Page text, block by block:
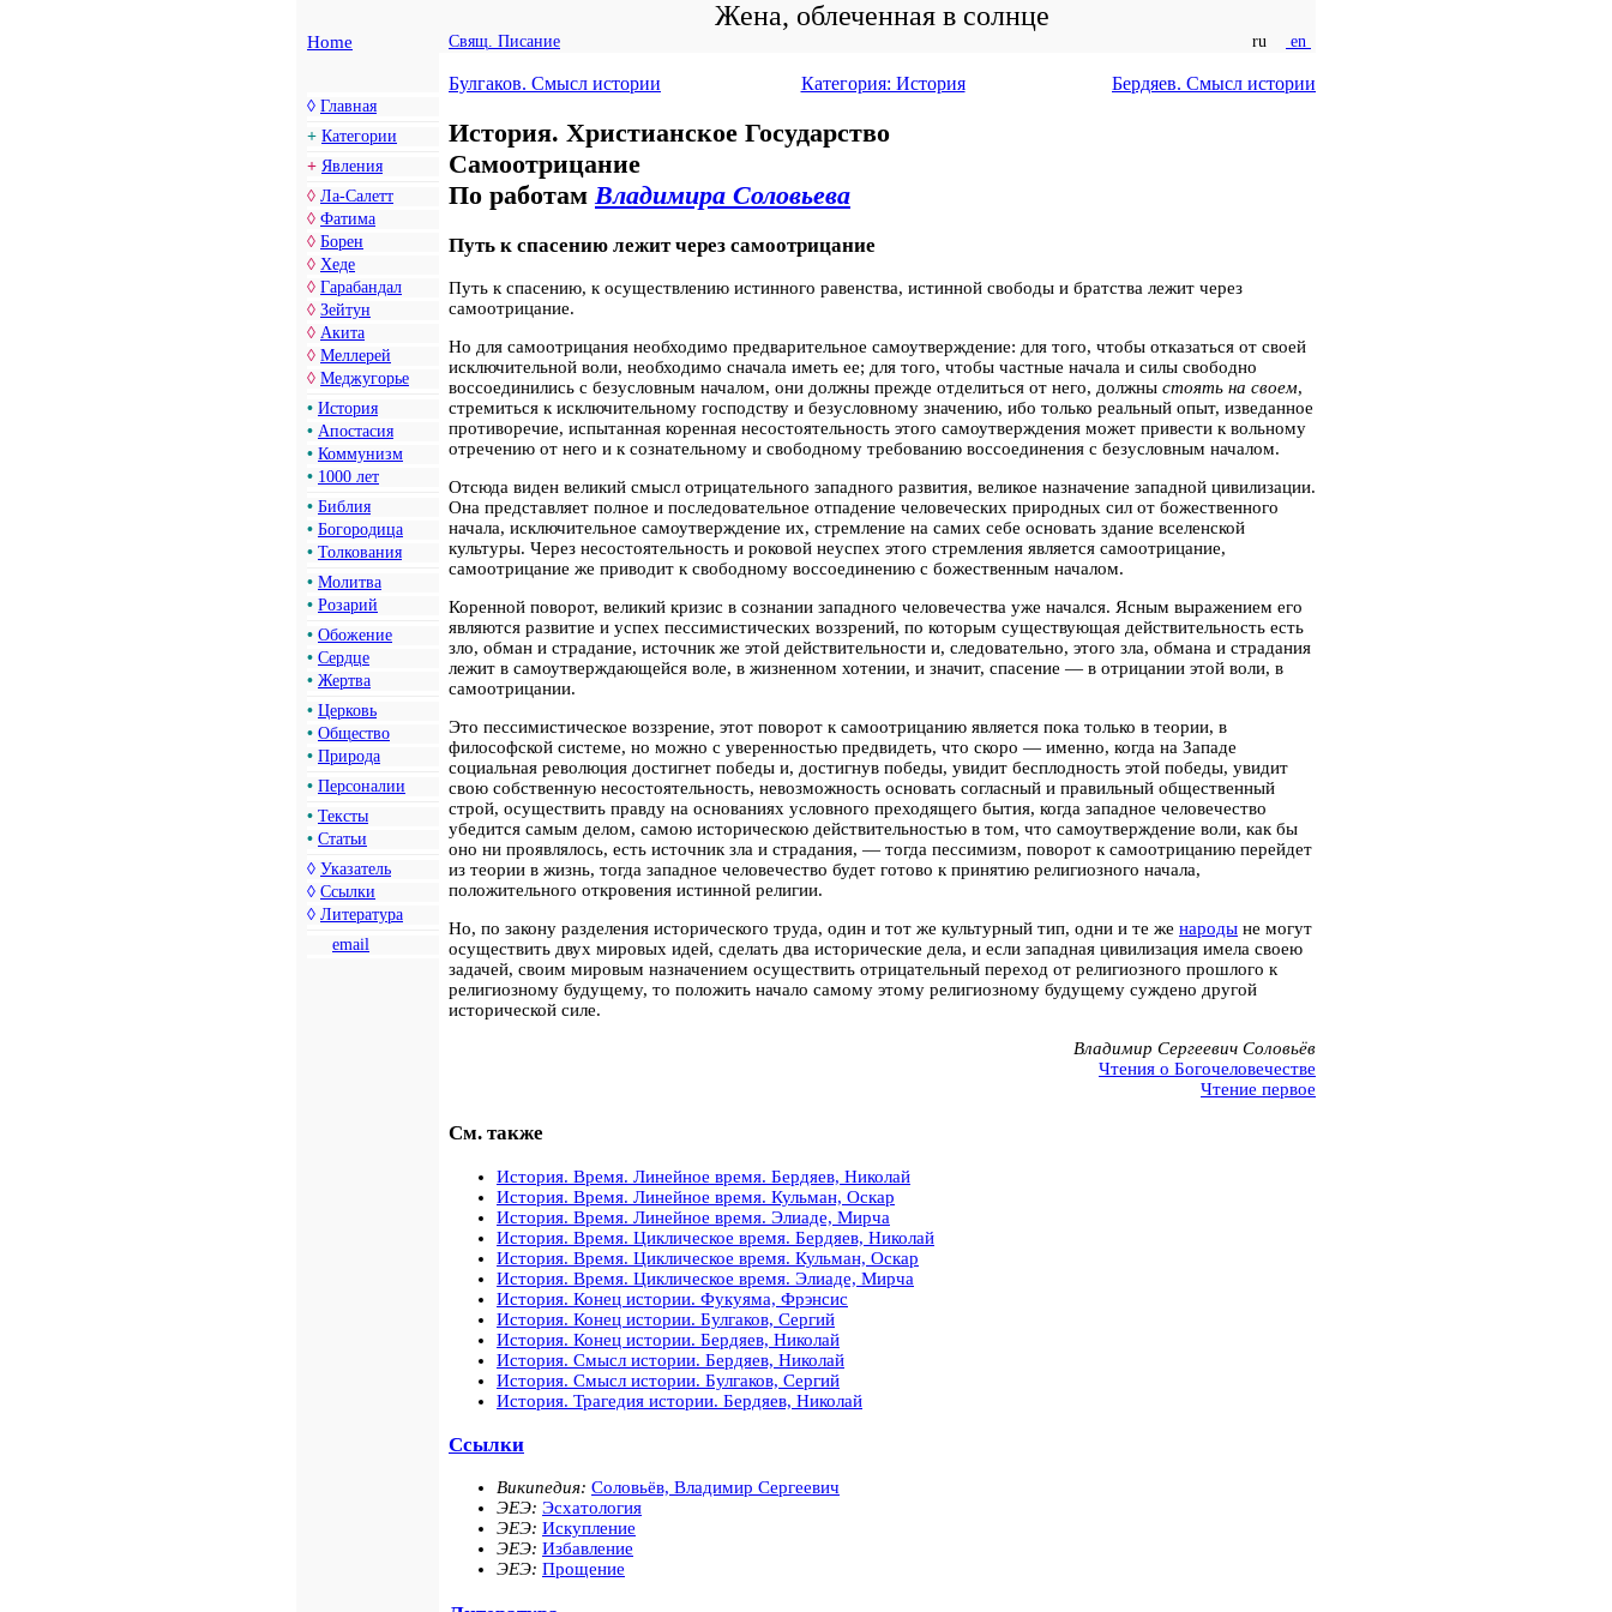
Жена, облеченная в солнце
Home Свящ. Писание ru en
◊ Главная
+ Категории
+ Явления
◊ Ла-Салетт
◊ Фатима
◊ Борен
◊ Хеде
◊ Гарабандал
◊ Зейтун
◊ Акита
◊ Меллерей
◊ Меджугорье
• История
• Апостасия
• Коммунизм
• 1000 лет
• Библия
• Богородица
• Толкования
• Молитва
• Розарий
• Обожение
• Сердце
• Жертва
• Церковь
• Общество
• Природа
• Персоналии
• Тексты
• Статьи
◊ Указатель
◊ Ссылки
◊ Литература
email
Булгаков. Смысл истории Категория: История Бердяев. Смысл истории
История. Христианское Государство
Самоотрицание
По работам Владимира Соловьева
Путь к спасению лежит через самоотрицание
Путь к спасению, к осуществлению истинного равенства, истинной свободы и братства лежит через
самоотрицание.
Но для самоотрицания необходимо предварительное самоутверждение: для того, чтобы отказаться от своей
исключительной воли, необходимо сначала иметь ее; для того, чтобы частные начала и силы свободно
воссоединились с безусловным началом, они должны прежде отделиться от него, должны стоять на своем,
стремиться к исключительному господству и безусловному значению, ибо только реальный опыт, изведанное
противоречие, испытанная коренная несостоятельность этого самоутверждения может привести к вольному
отречению от него и к сознательному и свободному требованию воссоединения с безусловным началом.
Отсюда виден великий смысл отрицательного западного развития, великое назначение западной цивилизации.
Она представляет полное и последовательное отпадение человеческих природных сил от божественного
начала, исключительное самоутверждение их, стремление на самих себе основать здание вселенской
культуры. Через несостоятельность и роковой неуспех этого стремления является самоотрицание,
самоотрицание же приводит к свободному воссоединению с божественным началом.
Коренной поворот, великий кризис в сознании западного человечества уже начался. Ясным выражением его
являются развитие и успех пессимистических воззрений, по которым существующая действительность есть
зло, обман и страдание, источник же этой действительности и, следовательно, этого зла, обмана и страдания
лежит в самоутверждающейся воле, в жизненном хотении, и значит, спасение — в отрицании этой воли, в
самоотрицании.
Это пессимистическое воззрение, этот поворот к самоотрицанию является пока только в теории, в
философской системе, но можно с уверенностью предвидеть, что скоро — именно, когда на Западе
социальная революция достигнет победы и, достигнув победы, увидит бесплодность этой победы, увидит
свою собственную несостоятельность, невозможность основать согласный и правильный общественный
строй, осуществить правду на основаниях условного преходящего бытия, когда западное человечество
убедится самым делом, самою историческою действительностью в том, что самоутверждение воли, как бы
оно ни проявлялось, есть источник зла и страдания, — тогда пессимизм, поворот к самоотрицанию перейдет
из теории в жизнь, тогда западное человечество будет готово к принятию религиозного начала,
положительного откровения истинной религии.
Но, по закону разделения исторического труда, один и тот же культурный тип, одни и те же народы не могут
осуществить двух мировых идей, сделать два исторические дела, и если западная цивилизация имела своею
задачей, своим мировым назначением осуществить отрицательный переход от религиозного прошлого к
религиозному будущему, то положить начало самому этому религиозному будущему суждено другой
исторической силе.
Владимир Сергеевич Соловьёв
Чтения о Богочеловечестве
Чтение первое
См. также
История. Время. Линейное время. Бердяев, Николай
История. Время. Линейное время. Кульман, Оскар
История. Время. Линейное время. Элиаде, Мирча
История. Время. Циклическое время. Бердяев, Николай
История. Время. Циклическое время. Кульман, Оскар
История. Время. Циклическое время. Элиаде, Мирча
История. Конец истории. Фукуяма, Фрэнсис
История. Конец истории. Булгаков, Сергий
История. Конец истории. Бердяев, Николай
История. Смысл истории. Бердяев, Николай
История. Смысл истории. Булгаков, Сергий
История. Трагедия истории. Бердяев, Николай
Ссылки
Википедия: Соловьёв, Владимир Сергеевич
ЭЕЭ: Эсхатология
ЭЕЭ: Искупление
ЭЕЭ: Избавление
ЭЕЭ: Прощение